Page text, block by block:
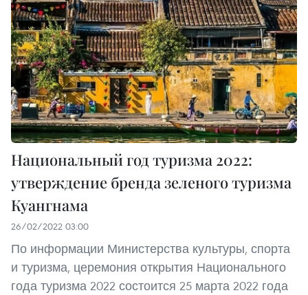
Национальный год туризма 2022:
утверждение бренда зеленого туризма
Куангнама
26/02/2022 03:00
По информации Министерства культуры, спорта
и туризма, церемония открытия Национального
года туризма 2022 состоится 25 марта 2022 года